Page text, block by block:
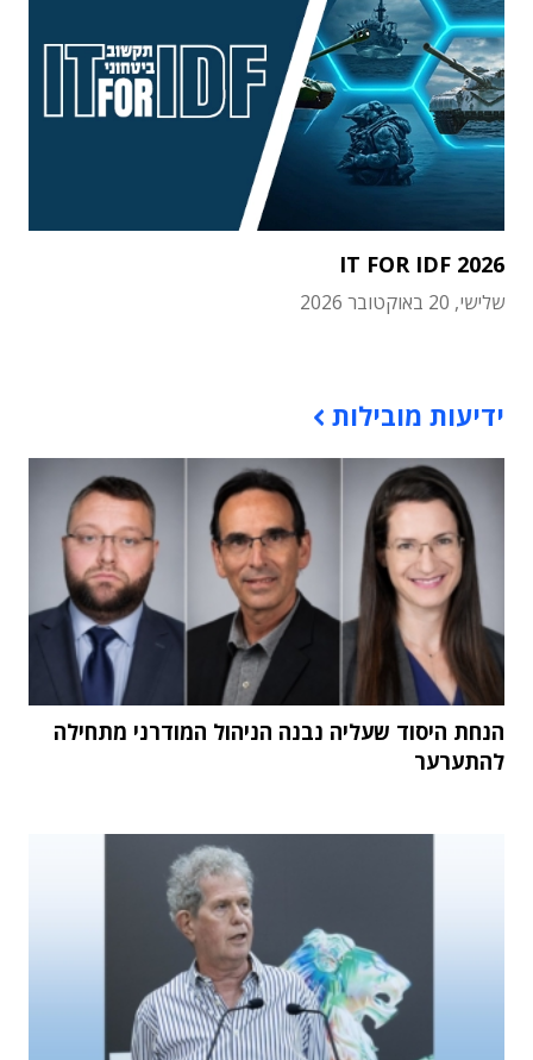
IT FOR IDF 2026
שלישי, 20 באוקטובר 2026
ידיעות מובילות
הנחת היסוד שעליה נבנה הניהול המודרני מתחילה
להתערער